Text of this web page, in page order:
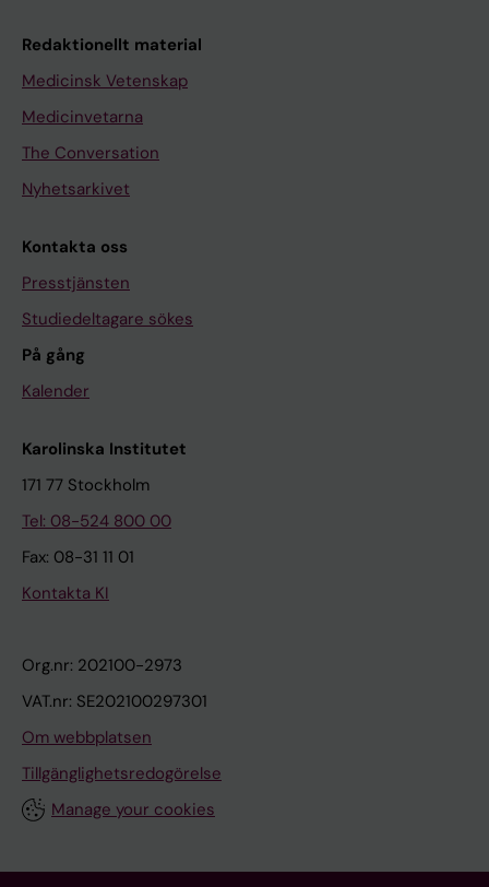
Redaktionellt material
Medicinsk Vetenskap
Medicinvetarna
The Conversation
Nyhetsarkivet
Kontakta oss
Presstjänsten
Studiedeltagare sökes
På gång
Kalender
Karolinska Institutet
171 77 Stockholm
Tel: 08-524 800 00
Fax: 08-31 11 01
Kontakta KI
Org.nr: 202100-2973
VAT.nr: SE202100297301
Om webbplatsen
Tillgänglighetsredogörelse
Manage your cookies